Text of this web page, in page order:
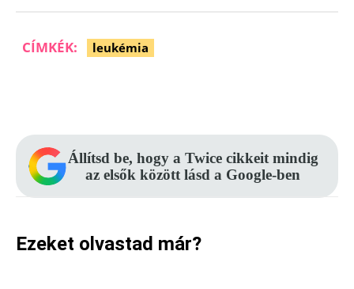
CÍMKÉK: leukémia
Állítsd be, hogy a Twice cikkeit mindig
az elsők között lásd a Google-ben
Ezeket olvastad már?